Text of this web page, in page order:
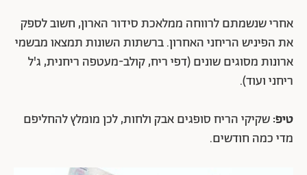
אחרי שנשמתם לרווחה ממלאכת סידור הארון, חשוב לספק
את הפיניש הריחני האחרון. ברשתות השונות תמצאו מבשמי
ארונות מסוגים שונים (דפי ריח, קולב-מעטפה ריחנית, ג'ל
ריחני ועוד).
טיפ:שקיקי הריח סופגים אבק ולחות, לכן מומלץ להחליפם
מדי כמה חודשים.